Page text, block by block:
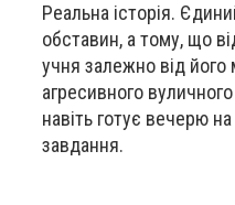
Реальна історія.
обставин, а тому, що
учня залежно від його
агресивного
навіть готує вечерю
завдання.